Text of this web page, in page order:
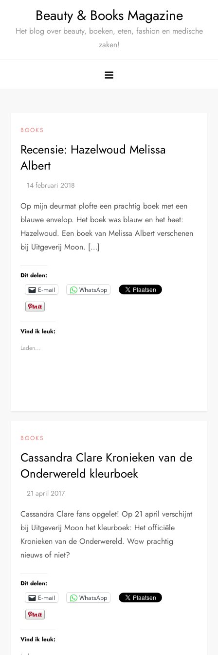
Beauty & Books Magazine
Het blog over beauty, boeken, eten, fashion en medische
zaken!
BOOKS
Recensie: Hazelwoud Melissa
Albert
Op mijn deurmat plofte een prachtig boek met een
blauwe envelop. Het boek was blauw en het heet:
Hazelwoud. Een boek van Melissa Albert verschenen
bij Uitgeverij Moon. […]
Dit delen:
E-mail WhatsApp
Vind ik leuk:
Laden...
BOOKS
Cassandra Clare Kronieken van de
Onderwereld kleurboek
Cassandra Clare fans opgelet! Op 21 april verschijnt
bij Uitgeverij Moon het kleurboek: Het officiële
Kronieken van de Onderwereld. Wow prachtig
nieuws of niet?
Dit delen:
E-mail WhatsApp
Vind ik leuk: